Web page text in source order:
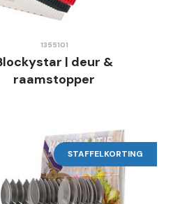
1355101
| deur &
raamstopper
STAFFELKORTING